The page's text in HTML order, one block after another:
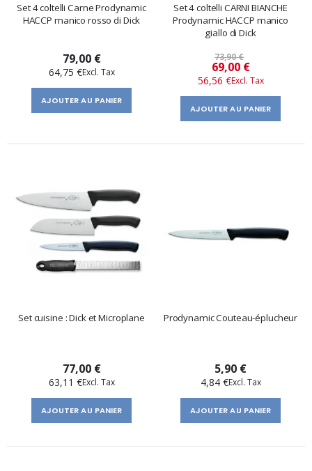
Set 4 coltelli Carne Prodynamic
HACCP manico rosso di Dick
79,00 €
64,75 €
AJOUTER AU PANIER
Set 4 coltelli CARNI BIANCHE
Prodynamic HACCP manico
giallo di Dick
73,90 €
Prix
​​
spécial
69,00 €
56,56 €
AJOUTER AU PANIER
Set cuisine : Dick et Microplane
77,00 €
63,11 €
AJOUTER AU PANIER
Prodynamic Couteau-éplucheur
5,90 €
4,84 €
AJOUTER AU PANIER